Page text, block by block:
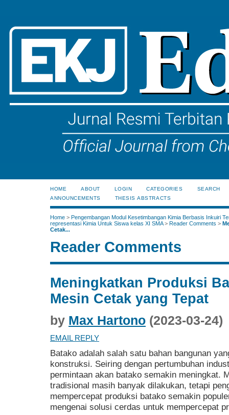
HOME ABOUT LOGIN CATEGORIES
SEARCH
ANNOUNCEMENTS
THESIS ABSTRACTS
Home > Pengembangan Modul Kesetimbangan Kimia Berbasis Inkuiri
representasi Kimia Untuk Siswa kelas XI SMA> Reader Comments >
Cetak...
Reader Comments
Meningkatkan Produksi
Mesin Cetak yang Tepat
by Max Hartono (2023-03-24)
EMAIL REPLY
Batako adalah salah satu bahan bangunan
konstruksi. Seiring dengan pertumbuhan
permintaan akan batako semakin meningkat.
tradisional masih banyak dilakukan, tetapi
mempercepat produksi batako semakin
mengenai solusi cerdas untuk mempercepat